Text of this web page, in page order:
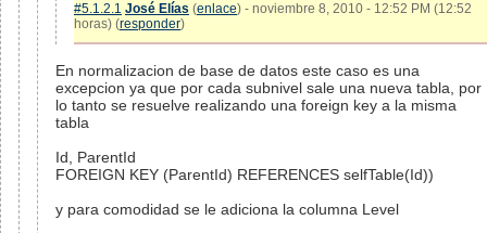
#5.1.2.1 José Elías (enlace) - noviembre 8, 2010 - 12:52 PM (12:52
horas) (responder)
En normalizacion de base de datos este caso es una
excepcion ya que por cada subnivel sale una nueva tabla, por
lo tanto se resuelve realizando una foreign key a la misma
tabla
Id, ParentId
FOREIGN KEY (ParentId) REFERENCES selfTable(Id))
y para comodidad se le adiciona la columna Level